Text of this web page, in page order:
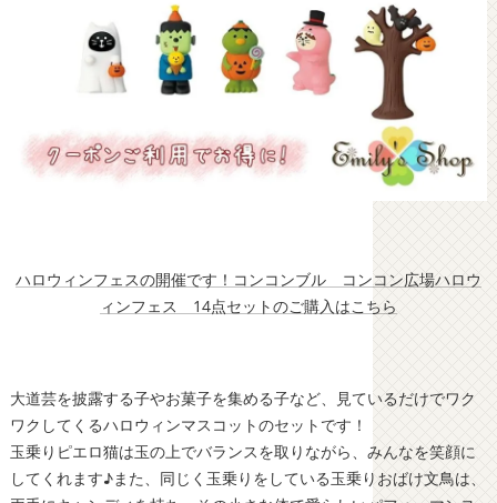
ハロウィンフェスの開催です！コンコンブル コンコン広場ハロウ
ィンフェス 14点セットのご購入はこちら
大道芸を披露する子やお菓子を集める子など、見ているだけでワク
ワクしてくるハロウィンマスコットのセットです！
玉乗りピエロ猫は玉の上でバランスを取りながら、みんなを笑顔に
してくれます♪また、同じく玉乗りをしている玉乗りおばけ文鳥は、